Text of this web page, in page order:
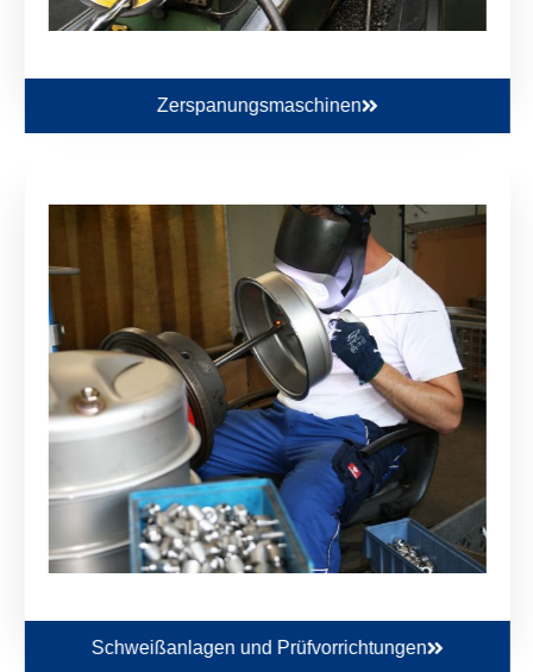
Zerspanungsmaschinen
Schweißanlagen und Prüfvorrichtungen